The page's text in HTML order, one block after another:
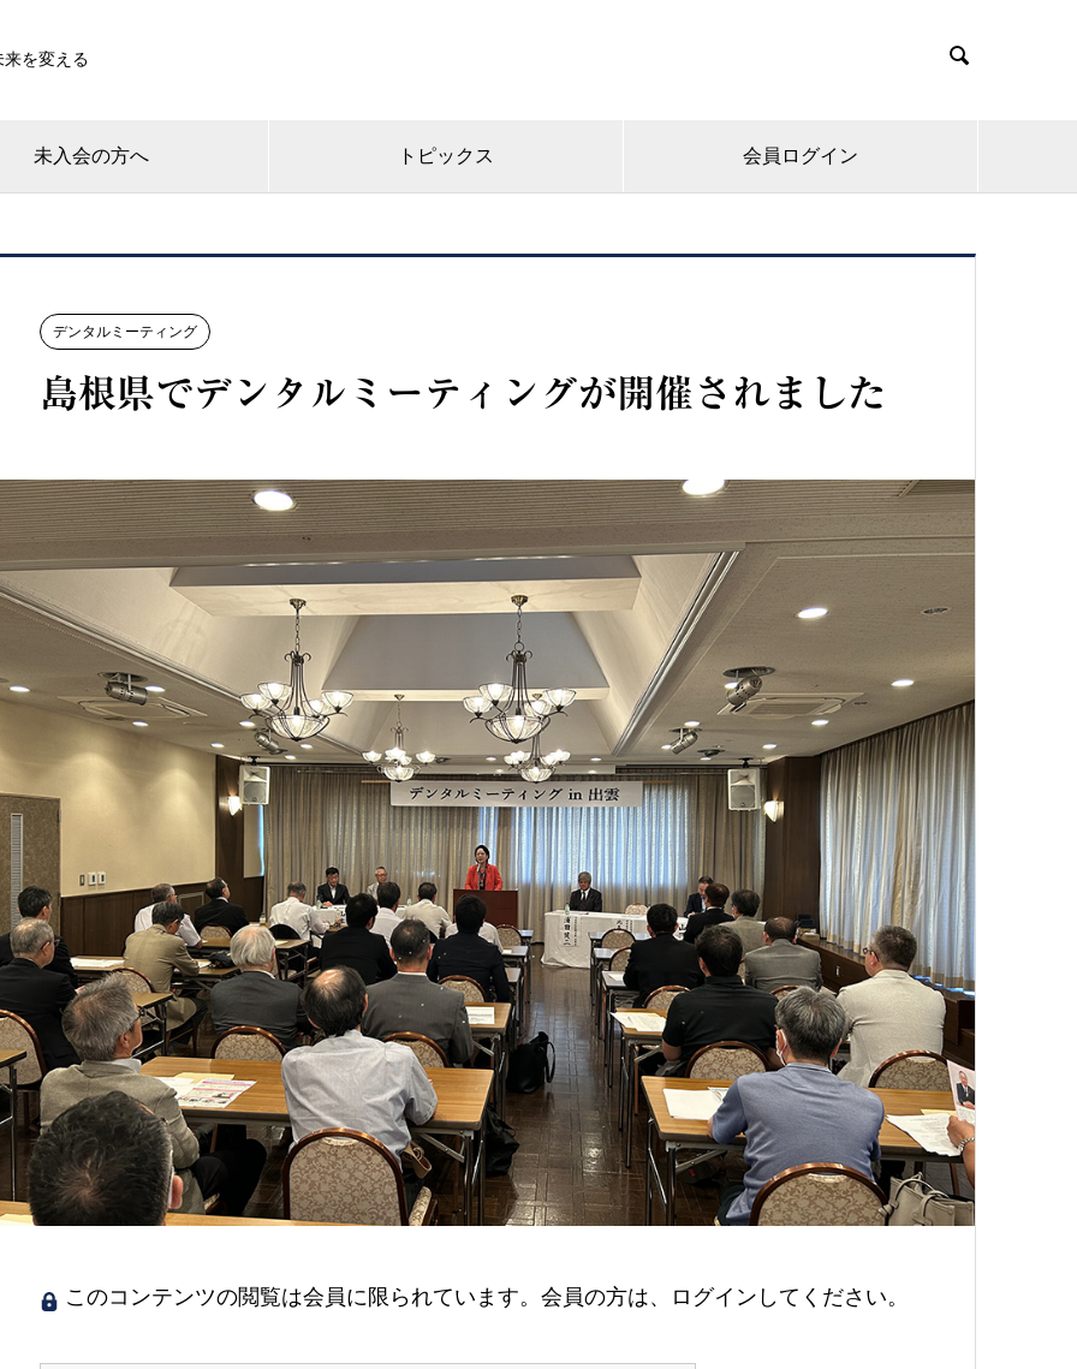
を変える 
未入会の方へ トピックス 会員ログイン
デンタルミーティング
島根県でデンタルミーティングが開催されました
このコンテンツの閲覧は会員に限られています。会員の方は、ログインしてください。